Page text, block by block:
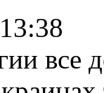
13:38
все